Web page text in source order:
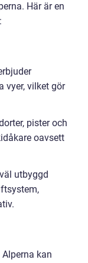
Här är en
vyer, vilket gör
pister och
oavsett
utbyggd
kan